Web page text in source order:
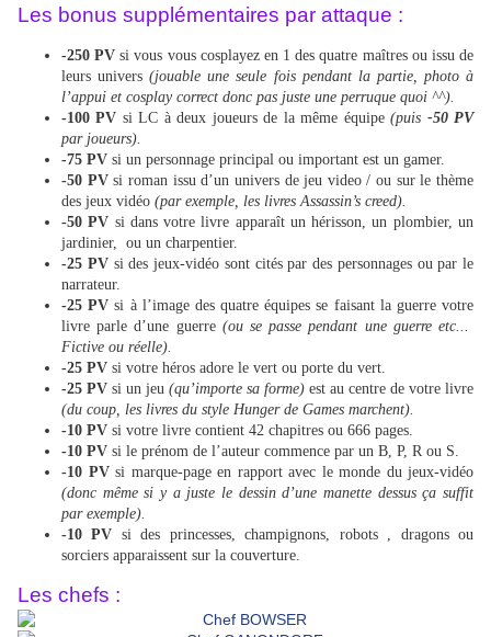
Les bonus supplémentaires par attaque :
-250 PV si vous vous cosplayez en 1 des quatre maîtres ou issu de
leurs univers(jouable une seule fois pendant la partie, photo à
l’appui et cosplay correct donc pas juste une perruque quoi ^^).
-100 PV si LC à deux joueurs de la même équipe(puis -50 PV
par joueurs).
-75 PV si un personnage principal ou important est un gamer.
-50 PVsi roman issu d’un univers de jeu video / ou sur le thème
des jeux vidéo (par exemple, les livres Assassin’s creed).
-50 PV si dans votre livre apparaît un hérisson, un plombier, un
jardinier, ou un charpentier.
-25 PVsi des jeux-vidéo sont cités par des personnages ou par le
narrateur.
-25 PV si à l’image des quatre équipes se faisant la guerre votre
livre parle d’une guerre (ou se passe pendant une guerre etc...
Fictive ou réelle).
-25 PV si votre héros adore le vert ou porte du vert.
-25 PV si un jeu (qu’importe sa forme) est au centre de votre livre
(du coup, les livres du style Hunger de Games marchent).
-10 PV si votre livre contient 42 chapitres ou 666 pages.
-10 PV si le prénom de l’auteur commence par un B, P, R ou S.
-10 PVsi marque-page en rapport avec le monde du jeux-vidéo
(donc même si y a juste le dessin d’une manette dessus ça suffit
par exemple).
-10 PV si des princesses, champignons, robots , dragons ou
sorciers apparaissent sur la couverture.
Les chefs :